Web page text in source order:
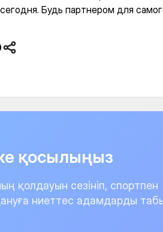
Будь партнером для
қосылыңыз
қолдауын сезініп, спортпен
ниеттес адамдарды